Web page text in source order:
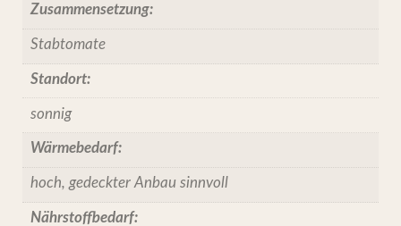
Zusammensetzung:
Stabtomate
Standort:
sonnig
Wärmebedarf:
hoch, gedeckter Anbau sinnvoll
Nährstoffbedarf: